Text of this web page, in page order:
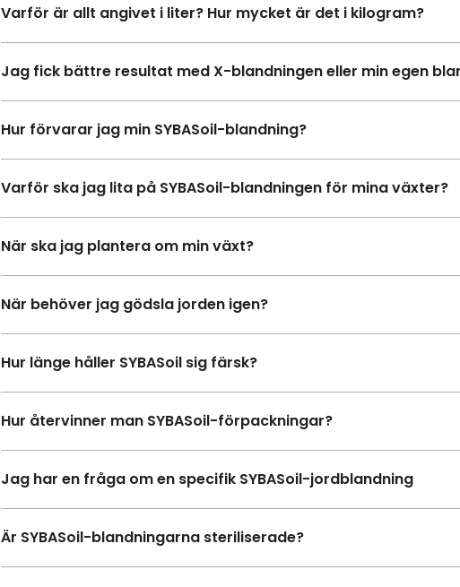
Varför är allt angivet i liter? Hur mycket är det i kilogram?
Jag fick bättre resultat med X-blandningen eller min egen
Hur förvarar jag min SYBASoil-blandning?
Varför ska jag lita på SYBASoil-blandningen för mina växter?
När ska jag plantera om min växt?
När behöver jag gödsla jorden igen?
Hur länge håller SYBASoil sig färsk?
Hur återvinner man SYBASoil-förpackningar?
Jag har en fråga om en specifik SYBASoil-jordblandning
Är SYBASoil-blandningarna steriliserade?